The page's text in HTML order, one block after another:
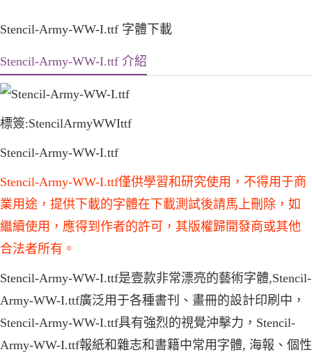
Stencil-Army-WW-I.ttf 字體下載
Stencil-Army-WW-I.ttf 介紹
標簽:StencilArmyWWIttf
Stencil-Army-WW-I.ttf
Stencil-Army-WW-I.ttf僅供學習和研究使用，不得用于商
業用途，提供下載的字體在下載測試後請馬上刪除，如
繼續使用，應得到作者的許可，其版權歸開發商或其他
合法者所有。
Stencil-Army-WW-I.ttf是壹款非常漂亮的藝術字體,Stencil-
Army-WW-I.ttf廣泛用于各種書刊、畫冊的設計印刷中，
Stencil-Army-WW-I.ttf具有強烈的視覺沖擊力，Stencil-
Army-WW-I.ttf報紙和雜志和書籍中常用字體, 海報、個性